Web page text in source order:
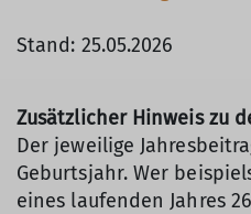
Stand: 25.05.2026
Zusätzlicher Hinweis zu
Der jeweilige
Geburtsjahr. Wer
eines laufenden Jahres